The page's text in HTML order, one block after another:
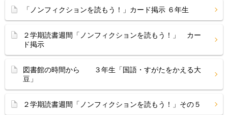
「ノンフィクションを読もう！」カード掲示 ６年生
２学期読書週間「ノンフィクションを読もう！」 カー
ド掲示
図書館の時間から ３年生「国語・すがたをかえる大
豆」
２学期読書週間「ノンフィクションを読もう！」その５